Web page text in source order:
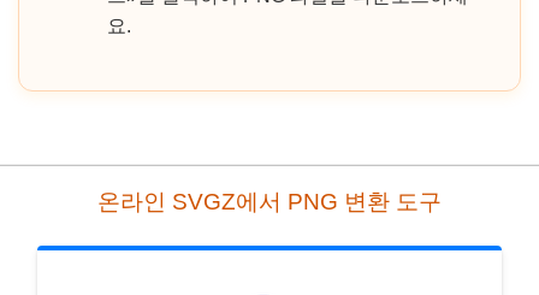
요.
온라인 SVGZ에서 PNG 변환 도구